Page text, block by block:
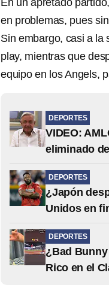
En un apretado
en problemas, pues
Sin embargo, casi a la
play, mientras que
equipo en los Angels,
DEPORTES
VIDEO:
eliminado
DEPORTES
¿Japón
Unidos en
DEPORTES
¿Bad
Rico en el